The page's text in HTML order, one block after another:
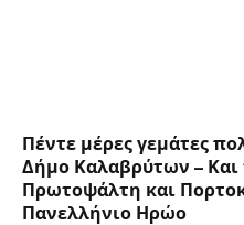
Πέντε μέρες γεμάτες
Δήμο Καλαβρύτων – Και
Πρωτοψάλτη και
Πανελλήνιο Ηρώο